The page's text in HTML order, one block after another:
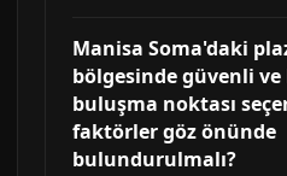
Manisa Soma'daki
bölgesinde güvenli
buluşma noktası
faktörler göz önünde
bulundurulmalı?